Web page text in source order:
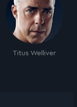
Titus Welliver